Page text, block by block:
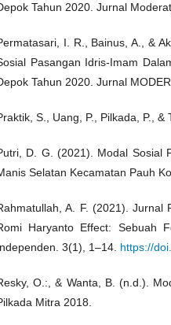
Tahun 2020. Jurnal
I. R., Bainus, A., &
Pasangan Idris-Imam
Tahun 2020. Jurnal
S., Uang, P., Pilkada, P.,
D. G. (2021). Modal Sosial
Selatan Kecamatan Pauh
A. F. (2021). Jurnal
Haryanto Effect: Sebuah
3(1), 1–14. https://
O.:, & Wanta, B. (n.d.).
Mitra 2018.